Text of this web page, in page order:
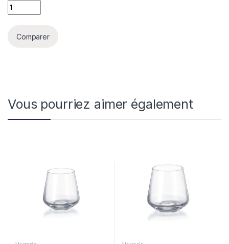
BARLINE TUMBLER 300ml quantity
Comparer
Vous pourriez aimer également